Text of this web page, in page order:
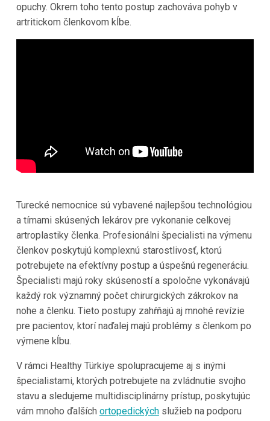
opuchy. Okrem toho tento postup zachováva pohyb v
artritickom členkovom kĺbe.
Turecké nemocnice sú vybavené najlepšou technológiou
a tímami skúsených lekárov pre vykonanie celkovej
artroplastiky členka. Profesionálni špecialisti na výmenu
členkov poskytujú komplexnú starostlivosť, ktorú
potrebujete na efektívny postup a úspešnú regeneráciu.
Špecialisti majú roky skúseností a spoločne vykonávajú
každý rok významný počet chirurgických zákrokov na
nohe a členku. Tieto postupy zahŕňajú aj mnohé revízie
pre pacientov, ktorí naďalej majú problémy s členkom po
výmene kĺbu.
V rámci Healthy Türkiye spolupracujeme aj s inými
špecialistami, ktorých potrebujete na zvládnutie svojho
stavu a sledujeme multidisciplinárny prístup, poskytujúc
vám mnoho ďalších ortopedickýchslužieb na podporu